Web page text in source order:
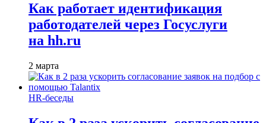
Как работает идентификация
работодателей через Госуслуги
на hh.ru
2 марта
HR-беседы